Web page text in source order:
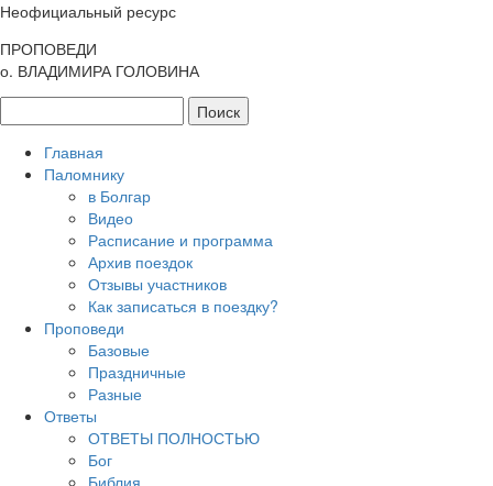
Неофициальный ресурс
ПРОПОВЕДИ
о. ВЛАДИМИРА ГОЛОВИНА
Главная
Паломнику
в Болгар
Видео
Расписание и программа
Архив поездок
Отзывы участников
Как записаться в поездку?
Проповеди
Базовые
Праздничные
Разные
Ответы
ОТВЕТЫ ПОЛНОСТЬЮ
Бог
Библия